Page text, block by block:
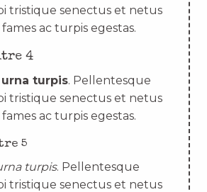
tristique senectus et netus
ac turpis egestas.
4
turpis. Pellentesque
tristique senectus et netus
ac turpis egestas.
5
turpis. Pellentesque
tristique senectus et netus